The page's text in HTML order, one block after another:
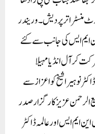
منسٹر اتر پردیش۔ وریندر
ایم ایس کی جانب سے کئے
کر آل انڈیا مہیلا
نوہیرا شیخ کو اعزاز سے
الرحمن عزیز کار گزار صدر
ایم ایس اور عالمہ ڈاکٹر